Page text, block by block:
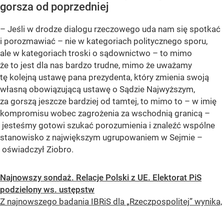
gorsza od poprzedniej
– Jeśli w drodze dialogu rzeczowego uda nam się spotkać
i porozmawiać – nie w kategoriach politycznego sporu,
ale w kategoriach troski o sądownictwo – to mimo
że to jest dla nas bardzo trudne, mimo że uważamy
tę kolejną ustawę pana prezydenta, który zmienia swoją
własną obowiązującą ustawę o Sądzie Najwyższym,
za gorszą jeszcze bardziej od tamtej, to mimo to – w imię
kompromisu wobec zagrożenia za wschodnią granicą –
jesteśmy gotowi szukać porozumienia i znaleźć wspólne
stanowisko z największym ugrupowaniem w Sejmie –
oświadczył Ziobro.
Najnowszy sondaż. Relacje Polski z UE. Elektorat PiS
podzielony ws. ustępstw
Z najnowszego badania IBRiS dla „Rzeczpospolitej” wynika,